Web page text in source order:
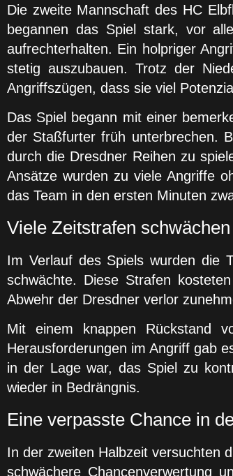
Die zweite Mannschaft des HC
begannen das Spiel stark, vor
aufrechterhalten. Ein holpriger
stetig auszubauen. Trotz der
Angriffszügen, dass sie viel
Das Spiel begann mit einer
der Staßfurter früh unterbrechen.
durch die Dresdner Reihen zu
Ansätze wurden zu viele Angriffe
das Team in den ersten Minuten
Viele Zeitstrafen
Im Verlauf des Spiels wurden die
schwächte. Diese Strafen
Abwehr der Dresdner verlor
Mit einem knappen Rückstand
Herausforderungen im Angriff gab
in der Lage war, das Spiel zu
wieder in Bedrängnis.
Eine verpasste Chance in
In der zweiten Halbzeit versuchten
schwächere Chancenverwertung